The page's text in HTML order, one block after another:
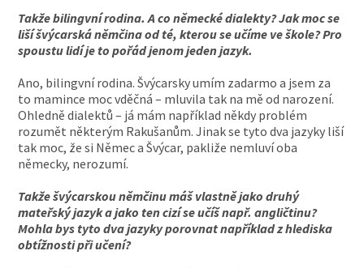
Takže bilingvní rodina. A co německé dialekty? Jak moc se
liší švýcarská němčina od té, kterou se učíme ve škole? Pro
spoustu lidí je to pořád jenom jeden jazyk.
Ano, bilingvní rodina. Švýcarsky umím zadarmo a jsem za
to mamince moc vděčná – mluvila tak na mě od narození.
Ohledně dialektů – já mám například někdy problém
rozumět některým Rakušanům. Jinak se tyto dva jazyky liší
tak moc, že si Němec a Švýcar, pakliže nemluví oba
německy, nerozumí.
Takže švýcarskou němčinu máš vlastně jako druhý
mateřský jazyk a jako ten cizí se učíš např. angličtinu?
Mohla bys tyto dva jazyky porovnat například z hlediska
obtížnosti při učení?